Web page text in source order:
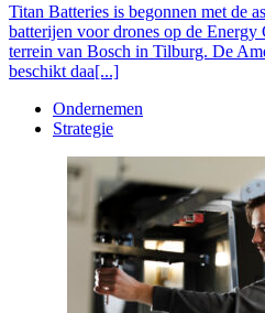
Titan Batteries is begonnen met de
batterijen voor drones op de Energy
terrein van Bosch in Tilburg. De
beschikt daa[...]
Ondernemen
Strategie